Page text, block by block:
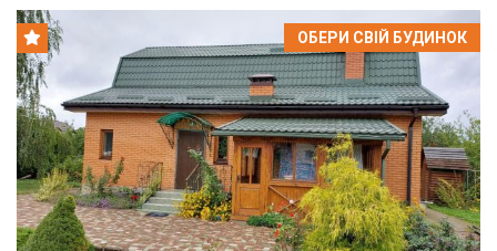
ОБЕРИ СВІЙ БУДИНОК